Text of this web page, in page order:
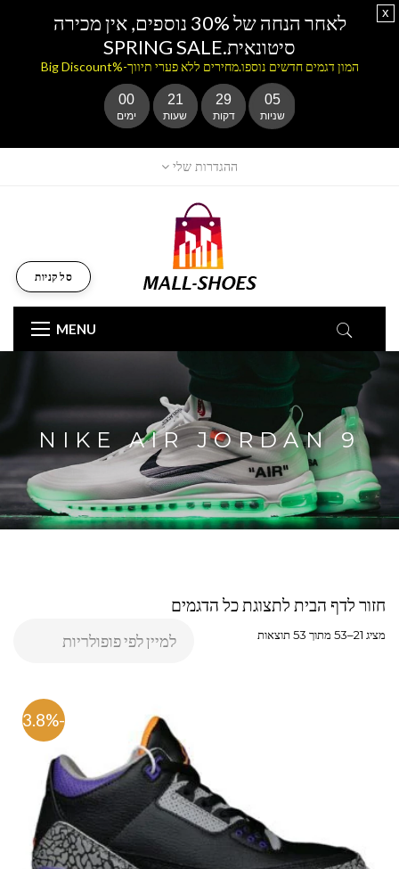
ההגדרות שלי
MENU
סל קניות
NIKE AIR JORDAN 9
חזור לדף הבית לתצוגת כל הדגמים
מציג 21–53 מתוך 53 תוצאות
-63.8%
לאחר הנחה של 30% נוספים, אין מכירה
סיטונאית.SPRING SALE
המון דגמים חדשים נוספו.מחירים ללא פערי תיווך-%Big Discount
00
ימים
21
שעות
29
דקות
03
שניות
x